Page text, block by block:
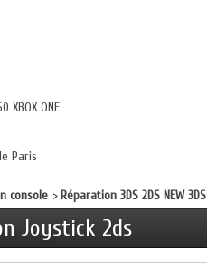
XBOX ONE
Paris
console >Réparation 3DS 2DS NEW 3DS
Joystick 2ds